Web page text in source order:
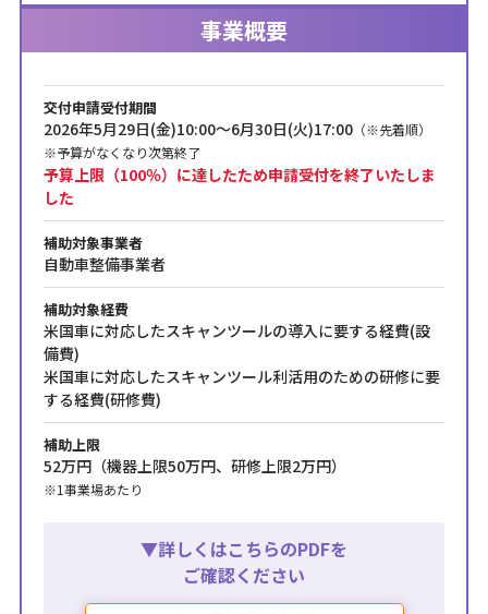
「交付決定通知書兼額確定通知書」受領の方へのご案内
2026年7月1日
交付申請 兼 実績報告の不備訂正期限のご案内
2026年6月5日
た
2026年6月3日
台風に伴う営業再開のお知らせ
2026年6月3日
台風接近に伴う営業時間変更のお知らせ
2026年6月2日
台風に伴う6月3日コールセンター営業について
補助対象機器一覧・経費使用明細書(機器)を更新しまし
事業概要
交付申請受付期間
2026年5月29日(金)10:00～6月30日(火)17:00（※先着順）
※予算がなくなり次第終了
予算上限（100％）に達したため申請受付を終了いたしま
した
補助対象事業者
自動車整備事業者
補助対象経費
米国車に対応したスキャンツールの導入に要する経費(設
備費)
米国車に対応したスキャンツール利活用のための研修に要
する経費(研修費)
補助上限
52万円（機器上限50万円、研修上限2万円）
※1事業場あたり
▼詳しくはこちらのPDFを
ご確認ください